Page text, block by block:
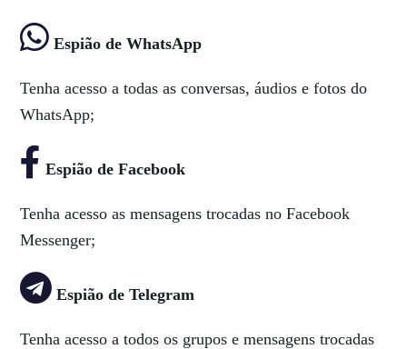
Espião de WhatsApp
Tenha acesso a todas as conversas, áudios e fotos do
WhatsApp;
Espião de Facebook
Tenha acesso as mensagens trocadas no Facebook
Messenger;
Espião de Telegram
Tenha acesso a todos os grupos e mensagens trocadas